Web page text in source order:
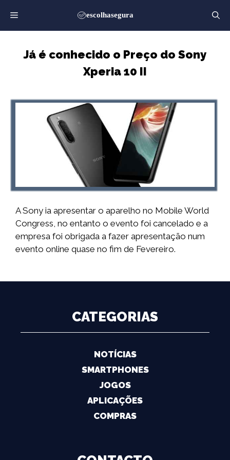
para
o
Já é conhecido o Preço do Sony
Xperia 10 II
A Sony ia apresentar o aparelho no Mobile World
Congress, no entanto o evento foi cancelado e a
empresa foi obrigada a fazer apresentação num
evento online quase no fim de Fevereiro.
CATEGORIAS
NOTÍCIAS
SMARTPHONES
JOGOS
APLICAÇÕES
COMPRAS